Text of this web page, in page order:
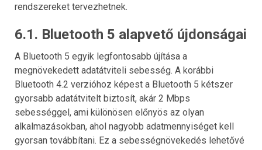
rendszereket tervezhetnek.
6.1. Bluetooth 5 alapvető újdonságai
A Bluetooth 5 egyik legfontosabb újítása a
megnövekedett adatátviteli sebesség. A korábbi
Bluetooth 4.2 verzióhoz képest a Bluetooth 5 kétszer
gyorsabb adatátvitelt biztosít, akár 2 Mbps
sebességgel, ami különösen előnyös az olyan
alkalmazásokban, ahol nagyobb adatmennyiséget kell
gyorsan továbbítani. Ez a sebességnövekedés lehetővé